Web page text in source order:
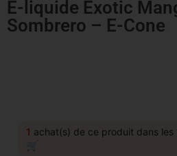
E-liquide Exotic
Sombrero – E-Cone
1 achat(s) de ce produit dans les
🛒